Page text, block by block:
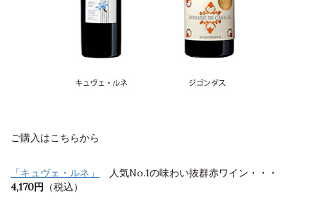
ご購入はこちらから
「キュヴェ・ルネ」
人気No.1の味わい抜群赤ワイン・・・
4,170円 （税込）